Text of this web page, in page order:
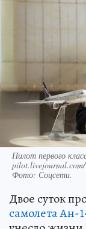
Пилот первого
pilot.livejournal.com/
Фото: Соцсети.
Двое суток
самолета Ан-